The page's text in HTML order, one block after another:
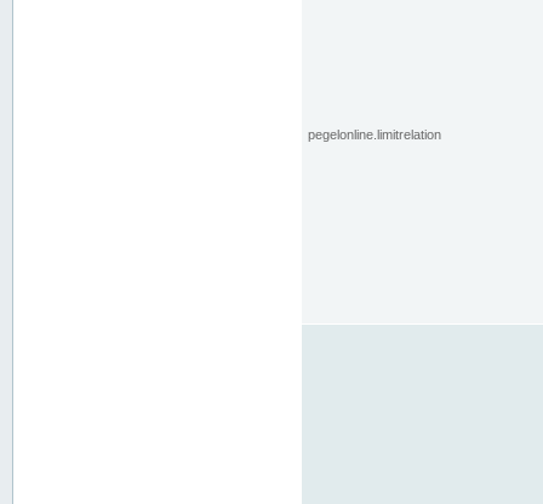
pegelonline.limitrelation